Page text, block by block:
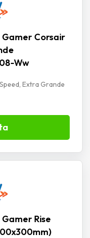
Corsair
Ww
Extra Grande
Rise